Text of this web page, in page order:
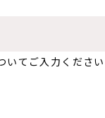
いてご入力くださ